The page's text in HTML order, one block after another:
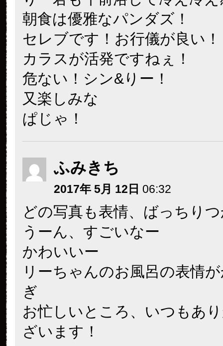
朝食は優雅なパンダズ！
セレブです！お行儀が良い！
カラスが活発ですねぇ！
危ない！シン&りー！
又楽しみな
ぱじゃ！
ふみきち
2017年 5月 12日 06:32
どの写真も表情、ばっちり
うーん、すごいなー
かわいいー
リーちゃんのお風呂の表情
ぎ
お忙しいところ、いつもあ
ざいます！